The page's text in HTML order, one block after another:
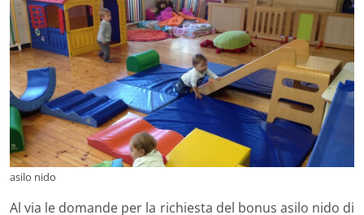
asilo nido
Al via le domande per la richiesta del bonus asilo nido di